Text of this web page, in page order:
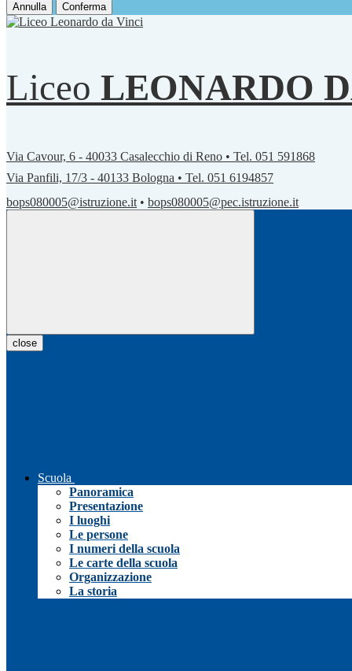
Annulla Conferma
Liceo LEONARDO
Via Cavour, 6 - 40033 Casalecchio di Reno • Tel. 051 591868
Via Panfili, 17/3 - 40133 Bologna • Tel. 051 6194857
bops080005@istruzione.it • bops080005@pec.istruzione.it
close
Scuola
Panoramica
Presentazione
I luoghi
Le persone
I numeri della scuola
Le carte della scuola
Organizzazione
La storia